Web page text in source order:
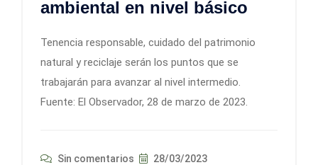
ambiental en nivel básico
Tenencia responsable, cuidado del patrimonio
natural y reciclaje serán los puntos que se
trabajarán para avanzar al nivel intermedio.
Fuente: El Observador, 28 de marzo de 2023.
Sin comentarios 28/03/2023